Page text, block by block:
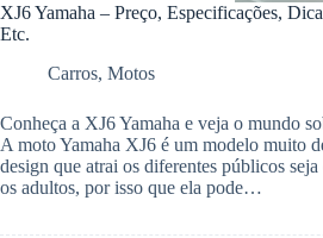
XJ6 Yamaha – Preço, Especificações,
Etc.
Carros, Motos
Conheça a XJ6 Yamaha e veja o mundo
A moto Yamaha XJ6 é um modelo muito
design que atrai os diferentes públicos
os adultos, por isso que ela pode…